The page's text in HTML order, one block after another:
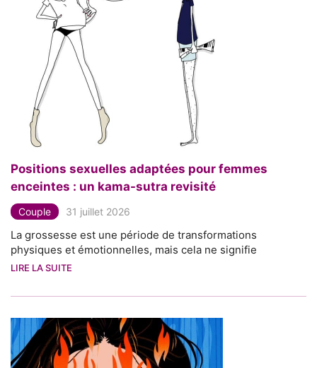
Positions sexuelles adaptées pour femmes
enceintes : un kama-sutra revisité
Couple 31 juillet 2026
La grossesse est une période de transformations
physiques et émotionnelles, mais cela ne signifie
LIRE LA SUITE